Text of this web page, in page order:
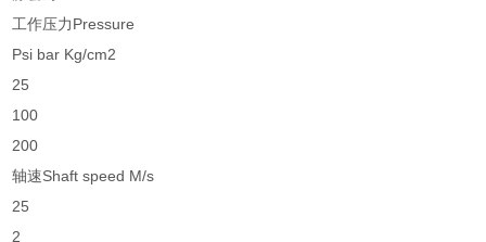
工作压力Pressure
Psi bar Kg/cm2
25
100
200
轴速Shaft speed M/s
25
2